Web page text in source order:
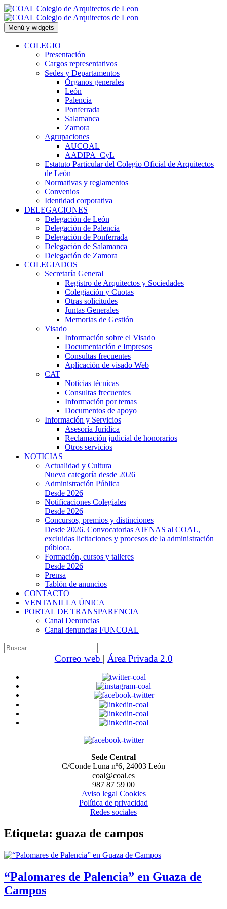
Saltar
al
contenido
Menú y widgets
COLEGIO
Presentación
Cargos representativos
Sedes y Departamentos
Órganos generales
León
Palencia
Ponferrada
Salamanca
Zamora
Agrupaciones
AUCOAL
AADIPA_CyL
Estatuto Particular del Colegio Oficial de Arquitectos
de León
Normativas y reglamentos
Convenios
Identidad corporativa
DELEGACIONES
Delegación de León
Delegación de Palencia
Delegación de Ponferrada
Delegación de Salamanca
Delegación de Zamora
COLEGIADOS
Secretaría General
Registro de Arquitectos y Sociedades
Colegiación y Cuotas
Otras solicitudes
Juntas Generales
Memorias de Gestión
Visado
Información sobre el Visado
Documentación e Impresos
Consultas frecuentes
Aplicación de visado Web
CAT
Noticias técnicas
Consultas frecuentes
Información por temas
Documentos de apoyo
Información y Servicios
Asesoría Jurídica
Reclamación judicial de honorarios
Otros servicios
NOTICIAS
Actualidad y Cultura
Nueva categoría desde 2026
Administración Pública
Desde 2026
Notificaciones Colegiales
Desde 2026
Concursos, premios y distinciones
Desde 2026. Convocatorias AJENAS al COAL,
excluidas licitaciones y procesos de la administración
públoca.
Formación, cursos y talleres
Desde 2026
Prensa
Tablón de anuncios
CONTACTO
VENTANILLA ÚNICA
PORTAL DE TRANSPARENCIA
Canal Denuncias
Canal denuncias FUNCOAL
Buscar:
Correo web | Área Privada 2.0
Sede Central
C/Conde Luna nº6, 24003 León
coal@coal.es
987 87 59 00
Aviso legal Cookies
Política de privacidad
Redes sociales
Etiqueta: guaza de campos
“Palomares de Palencia” en Guaza de
Campos